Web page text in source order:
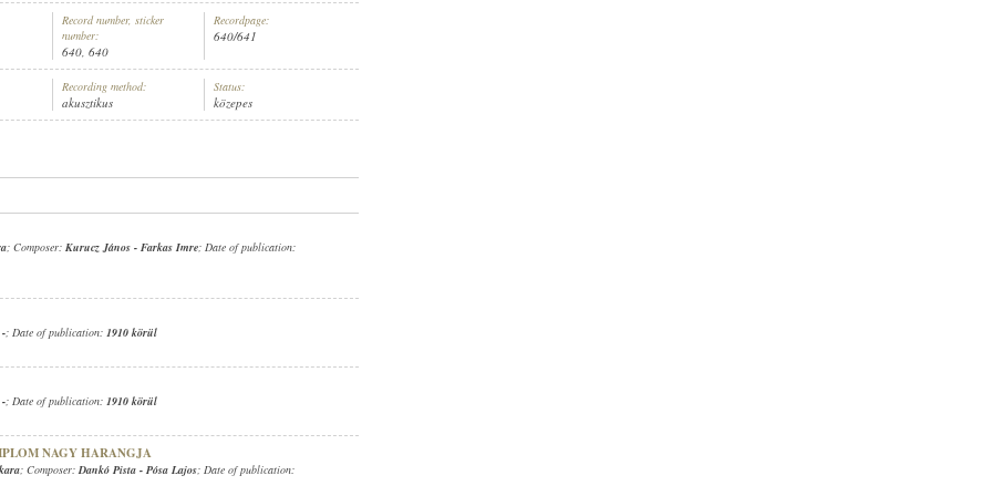
Record number, sticker
number:
640, 640
Recordpage:
640/641
Recording method:
akusztikus
Status:
közepes
; Composer: Kurucz János - Farkas Imre; Date of publication:
-; Date of publication: 1910 körül
-; Date of publication: 1910 körül
NAGY HARANGJA
; Composer:Dankó Pista - Pósa Lajos; Date of publication: